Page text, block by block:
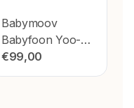
Babymoov
Babyfoon Yoo-
Go(+) Extra
Camera
€99,00